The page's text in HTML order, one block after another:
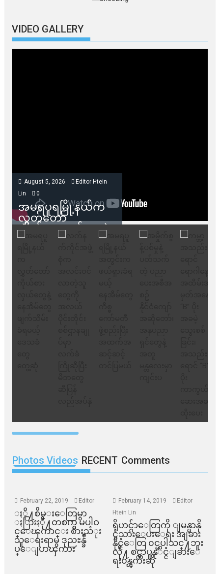
VIDEO GALLERY
August 5, 2026
Editor Htein
Lin
0
အမရပူရမြို့နယ်က
လွှတ်တော်
ကိုယ်စားလှယ်တွေနဲ့
နေအိမ်တွေဖျက်သိမ်း
Photos Videos RECENT Comments
February 22, 2019 Editor
ႏို႔စိမ္းေတြမွာ
ႏြားႏို႔တစက္မွ မပါဝ
င္ေၾကာင္း စားသံုး
သူေရးရာမွ ဒုညႊန္ခ်ဳ
ပ္ေျပာၾကား
February 14, 2019
Editor
Htein Lin
ရိုဟင္ဂ်ာေတြကို ျမန္မာနို
င္ငံသားေပးေရး အျခား
နိုင္ငံေတြ ၀င္မပါသင္႔ဘူး
လို႔ စင္ကာပူနုိင္ငံျခားေ
ရး၀န္ၾကီးဆို